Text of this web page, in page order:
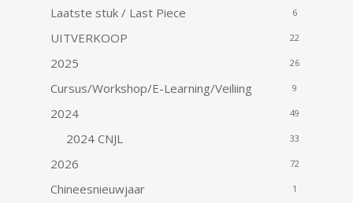
Laatste stuk / Last Piece 6
UITVERKOOP 22
2025 26
Cursus/Workshop/E-Learning/Veiliing 9
2024 49
2024 CNJL 33
2026 72
Chineesnieuwjaar 1